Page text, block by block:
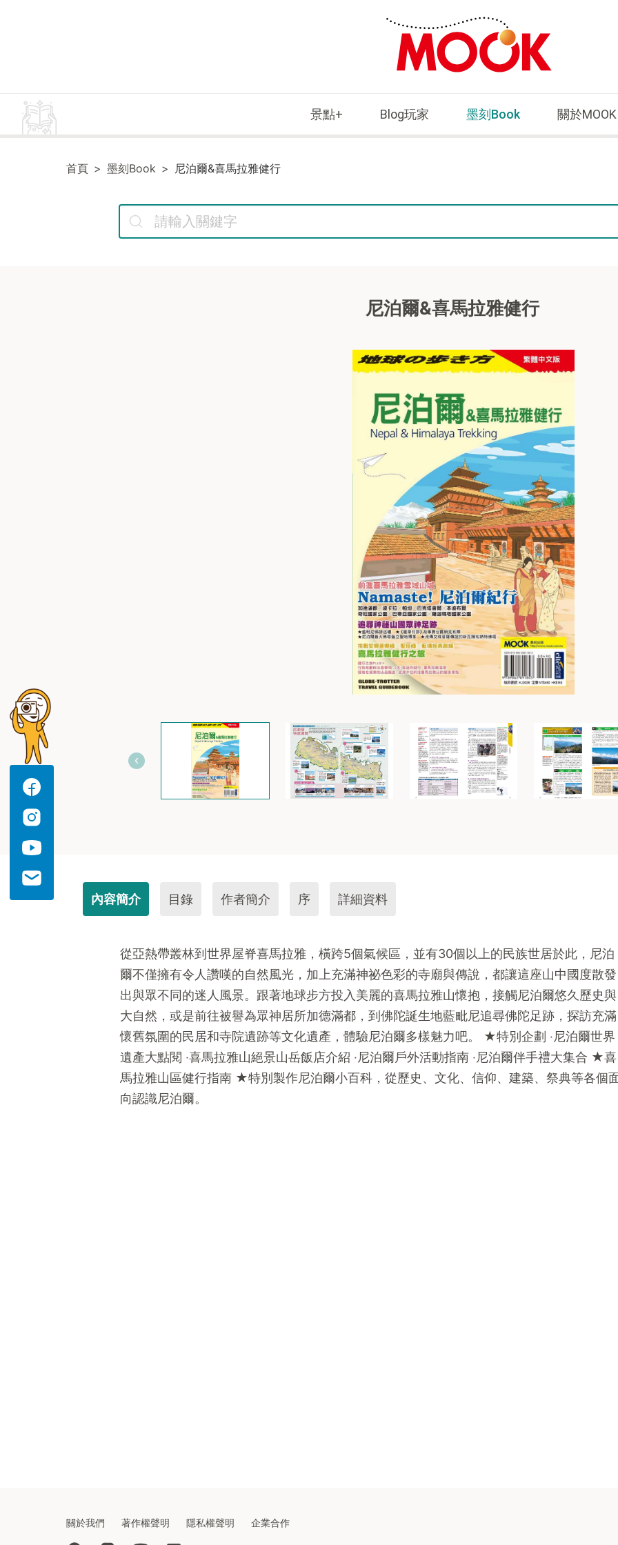
景點+ Blog玩家 墨刻Book 關於MOOK
首頁 墨刻Book 尼泊爾&喜馬拉雅健行
尼泊爾&喜馬拉雅健行
內容簡介 目錄 作者簡介 序 詳細資料
從亞熱帶叢林到世界屋脊喜馬拉雅，橫跨5個氣候區，並有30個以上的民族世居於此，尼泊
爾不僅擁有令人讚嘆的自然風光，加上充滿神祕色彩的寺廟與傳說，都讓這座山中國度散發
出與眾不同的迷人風景。跟著地球步方投入美麗的喜馬拉雅山懷抱，接觸尼泊爾悠久歷史與
大自然，或是前往被譽為眾神居所加德滿都，到佛陀誕生地藍毗尼追尋佛陀足跡，探訪充滿
懷舊氛圍的民居和寺院遺跡等文化遺產，體驗尼泊爾多樣魅力吧。 ★特別企劃 ‧尼泊爾世界
遺產大點閱 ‧喜馬拉雅山絕景山岳飯店介紹 ‧尼泊爾戶外活動指南 ‧尼泊爾伴手禮大集合 ★喜
馬拉雅山區健行指南 ★特別製作尼泊爾小百科，從歷史、文化、信仰、建築、祭典等各個
向認識尼泊爾。
關於我們 著作權聲明 隱私權聲明 企業合作